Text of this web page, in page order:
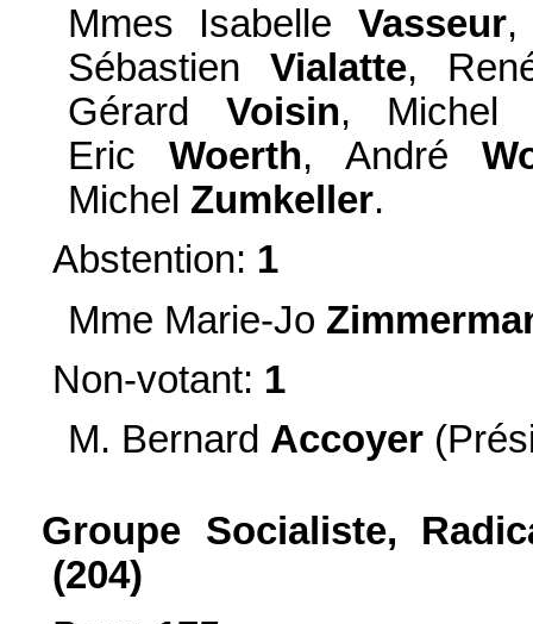
Mmes Isabelle Vasseur,
SébastienVialatte,
Gérard Voisin,
EricWoerth, André
Michel Zumkeller.
Abstention: 1
Mme Marie-Jo
Non-votant: 1
M. Bernard Accoyer
Groupe Socialiste,
(204)